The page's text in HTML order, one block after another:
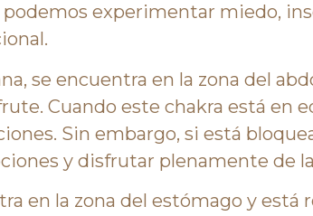
experimentar miedo,
se encuentra en la zona del
Cuando este chakra está en
Sin embargo, si está
y disfrutar plenamente de
en la zona del estómago y está